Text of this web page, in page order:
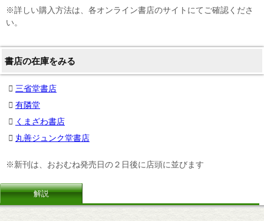
※詳しい購入方法は、各オンライン書店のサイトにてご確認くださ
い。
書店の在庫をみる
三省堂書店
有隣堂
くまざわ書店
丸善ジュンク堂書店
※新刊は、おおむね発売日の２日後に店頭に並びます
解説